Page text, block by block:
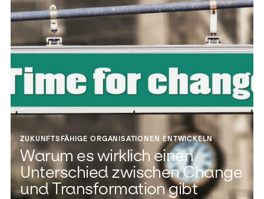
ZUKUNFTSFÄHIGE ORGANISATIONEN ENTWICKELN
Warum es wirklich einen
Unterschied zwischen Change
und Transformation gibt